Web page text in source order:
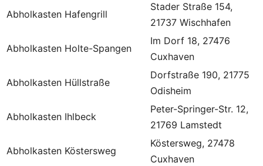
Abholkasten Hafengrill
Stader Straße 154,
21737 Wischhafen
Abholkasten Holte-Spangen
Im Dorf 18, 27476
Cuxhaven
Abholkasten Hüllstraße
Dorfstraße 190, 21775
Odisheim
Abholkasten Ihlbeck
Peter-Springer-Str. 12,
21769 Lamstedt
Abholkasten Köstersweg
Köstersweg, 27478
Cuxhaven